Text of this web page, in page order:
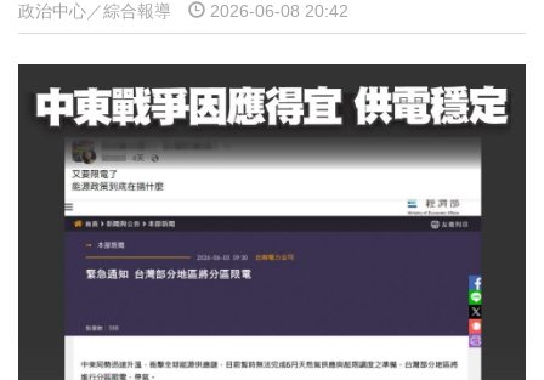
政治中心／綜合報導 2026-06-08 20:42